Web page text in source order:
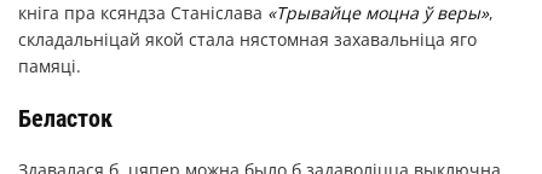
кніга пра ксяндза Станіслава «Трывайце моцна ў веры»,
складальніцай якой стала нястомная захавальніца яго
памяці.
Беласток